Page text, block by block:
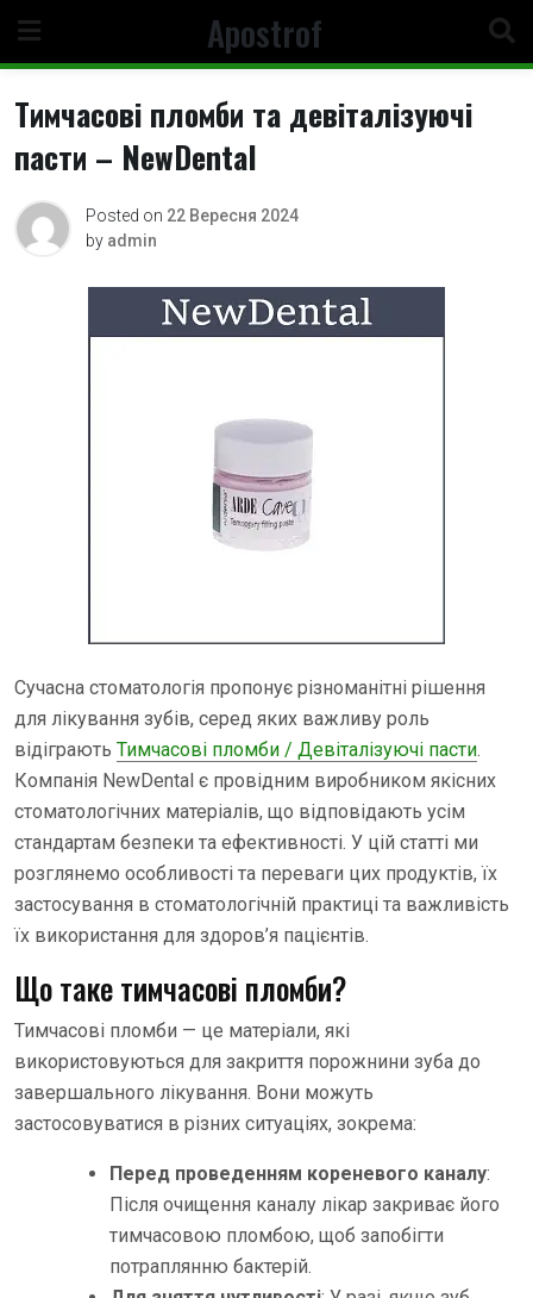
content
Apostrof
Тимчасові пломби та девіталізуючі
пасти – NewDental
Posted on 22 Вересня 2024
by admin
Сучасна стоматологія пропонує різноманітні рішення
для лікування зубів, серед яких важливу роль
відіграють Тимчасові пломби / Девіталізуючі пасти.
Компанія NewDental є провідним виробником якісних
стоматологічних матеріалів, що відповідають усім
стандартам безпеки та ефективності. У цій статті ми
розглянемо особливості та переваги цих продуктів, їх
застосування в стоматологічній практиці та важливість
їх використання для здоров’я пацієнтів.
Що таке тимчасові пломби?
Тимчасові пломби — це матеріали, які
використовуються для закриття порожнини зуба до
завершального лікування. Вони можуть
застосовуватися в різних ситуаціях, зокрема:
Перед проведенням кореневого каналу:
Після очищення каналу лікар закриває його
тимчасовою пломбою, щоб запобігти
потраплянню бактерій.